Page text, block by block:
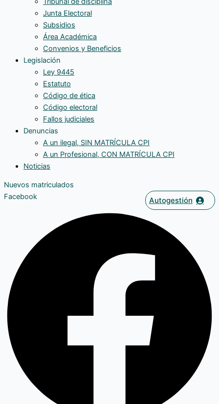
Junta Electoral
Subsidios
Área Académica
Convenios y Beneficios
Legislación
Ley 9445
Estatuto
Código de ética
Código electoral
Fallos judiciales
Denuncias
A un ilegal, SIN MATRÍCULA CPI
A un Profesional, CON MATRÍCULA CPI
Noticias
Nuevos matriculados
Autogestión
Facebook